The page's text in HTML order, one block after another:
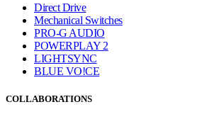
Direct Drive
Mechanical Switches
PRO-G AUDIO
POWERPLAY 2
LIGHTSYNC
BLUE VO!CE
COLLABORATIONS